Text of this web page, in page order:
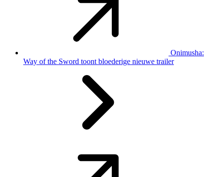
Onimusha:
Way of the Sword toont bloederige nieuwe trailer